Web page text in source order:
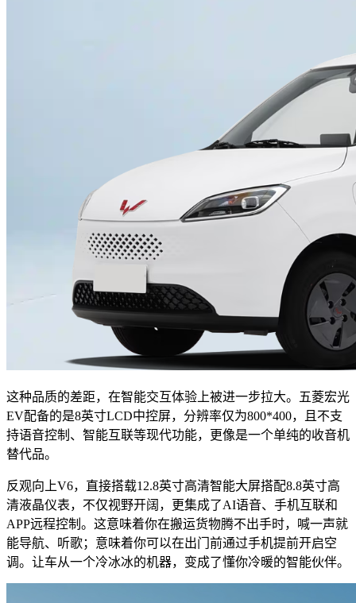
这种品质的差距，在智能交互体验上被进一步拉大。五菱宏光
EV配备的是8英寸LCD中控屏，分辨率仅为800*400，且不支
持语音控制、智能互联等现代功能，更像是一个单纯的收音机
替代品。
反观向上V6，直接搭载12.8英寸高清智能大屏搭配8.8英寸高
清液晶仪表，不仅视野开阔，更集成了AI语音、手机互联和
APP远程控制。这意味着你在搬运货物腾不出手时，喊一声就
能导航、听歌；意味着你可以在出门前通过手机提前开启空
调。让车从一个冷冰冰的机器，变成了懂你冷暖的智能伙伴。